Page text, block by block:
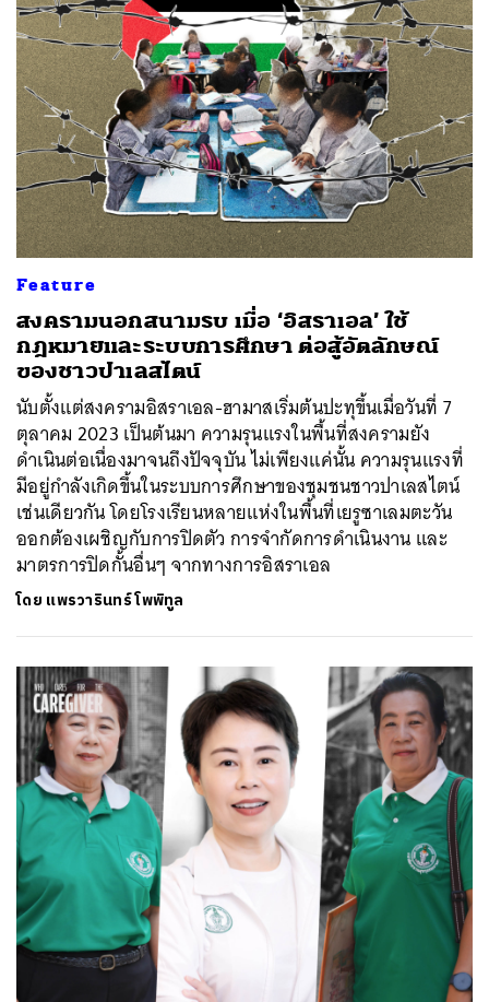
Feature
สงครามนอกสนามรบ เมื่อ ‘อิสราเอล’ ใช้
กฎหมายและระบบการศึกษา ต่อสู้อัตลักษณ์
ของชาวปาเลสไตน์
นับตั้งแต่สงครามอิสราเอล-ฮามาสเริ่มต้นปะทุขึ้นเมื่อวันที่ 7
ตุลาคม 2023 เป็นต้นมา ความรุนแรงในพื้นที่สงครามยัง
ดำเนินต่อเนื่องมาจนถึงปัจจุบัน ไม่เพียงแค่นั้น ความรุนแรงที่
มีอยู่กำลังเกิดขึ้นในระบบการศึกษาของชุมชนชาวปาเลสไตน์
เช่นเดียวกัน โดยโรงเรียนหลายแห่งในพื้นที่เยรูซาเลมตะวัน
ออกต้องเผชิญกับการปิดตัว การจำกัดการดำเนินงาน และ
มาตรการปิดกั้นอื่นๆ จากทางการอิสราเอล
โดย แพรวารินทร์ โพพิทูล